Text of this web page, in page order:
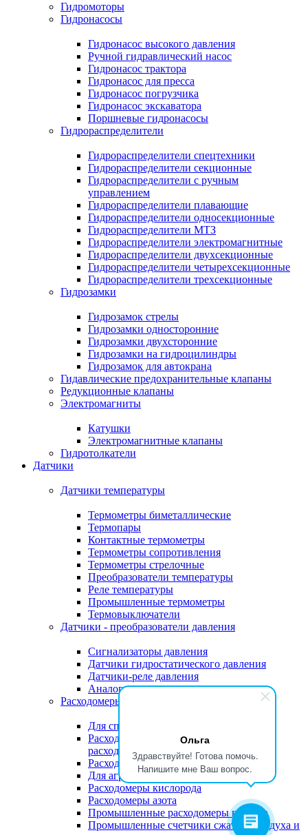
Ольга
Здравствуйте! Готова помочь.
Напишите мне Ваш вопрос.
Гидромоторы
Гидронасосы
Гидронасос высокого давления
Ручной гидравлический насос
Гидронасос трактора
Гидронасос для пресса
Гидронасос погрузчика
Гидронасос экскаватора
Поршневые гидронасосы
Гидрораспределители
Гидрораспределители спецтехники
Гидрораспределители секционные
Гидрораспределители с ручным
управлением
Гидрораспределители плавающие
Гидрораспределители односекционные
Гидрораспределители МТЗ
Гидрораспределители электромагнитные
Гидрораспределители двухсекционные
Гидрораспределители четырехсекционные
Гидрораспределители трехсекционные
Гидрозамки
Гидрозамок стрелы
Гидрозамки односторонние
Гидрозамки двухсторонние
Гидрозамки на гидроцилиндры
Гидрозамок для автокрана
Гидавлические предохранительные клапаны
Редукционные клапаны
Электромагниты
Катушки
Электромагнитные клапаны
Гидротолкатели
Датчики
Датчики температуры
Термометры биметаллические
Термопары
Контактные термометры
Термометры сопротивления
Термометры стрелочные
Преобразователи температуры
Реле температуры
Промышленные термометры
Термовыключатели
Датчики - преобразователи давления
Сигнализаторы давления
Датчики гидростатического давления
Датчики-реле давления
Аналоговые датчики давления
Расходомеры
Для спирта
Расходомеры для малых и сверхмалых
расходов жидкостей
Расходомеры для разливочных линий
Для агрессивных жидкостей
Расходомеры кислорода
Расходомеры азота
Промышленные расходомеры воздуха
Промышленные счетчики сжатого воздуха и